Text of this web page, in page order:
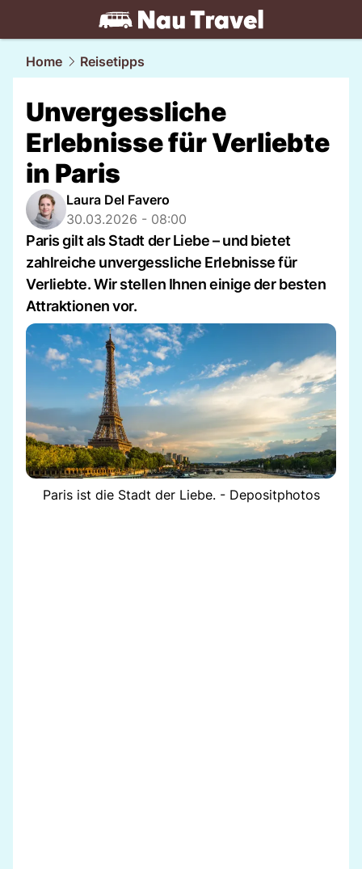
travel.NAU.ch
Home Reisetipps
Unvergessliche
Erlebnisse für Verliebte
in Paris
Laura Del Favero
30.03.2026 - 08:00
Paris gilt als Stadt der Liebe – und bietet
zahlreiche unvergessliche Erlebnisse für
Verliebte. Wir stellen Ihnen einige der besten
Attraktionen vor.
Paris ist die Stadt der Liebe. - Depositphotos